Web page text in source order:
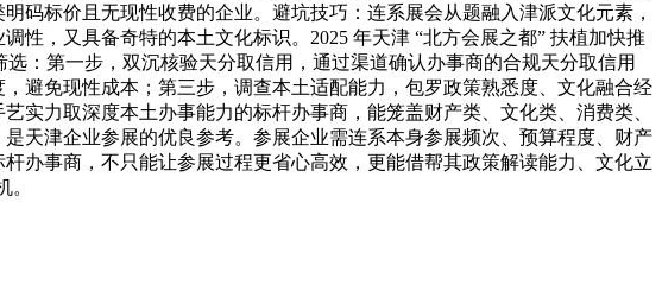
码标价且无现性收费的企业。避坑技巧：连系展会从题融入津派文化元素，
，又具备奇特的本土文化标识。2025 年天津 “北方会展之都” 扶植加快推
：第一步，双沉核验天分取信用，通过渠道确认办事商的合规天分取信用
避免现性成本；第三步，调查本土适配能力，包罗政策熟悉度、文化融合经
实力取深度本土办事能力的标杆办事商，能笼盖财产类、文化类、消费类、
天津企业参展的优良参考。参展企业需连系本身参展频次、预算程度、财产
办事商，不只能让参展过程更省心高效，更能借帮其政策解读能力、文化立